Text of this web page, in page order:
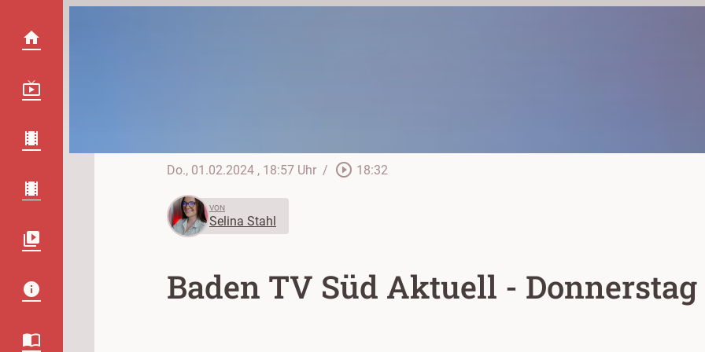
Do., 01.02.2024 , 18:57 Uhr / play_circle_outline 18:32
VON
Selina Stahl
Baden TV Süd Aktuell - Donnerstag